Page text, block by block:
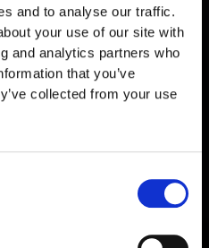
and to analyse our traffic.
your use of our site with
and analytics partners who
that you’ve
collected from your use